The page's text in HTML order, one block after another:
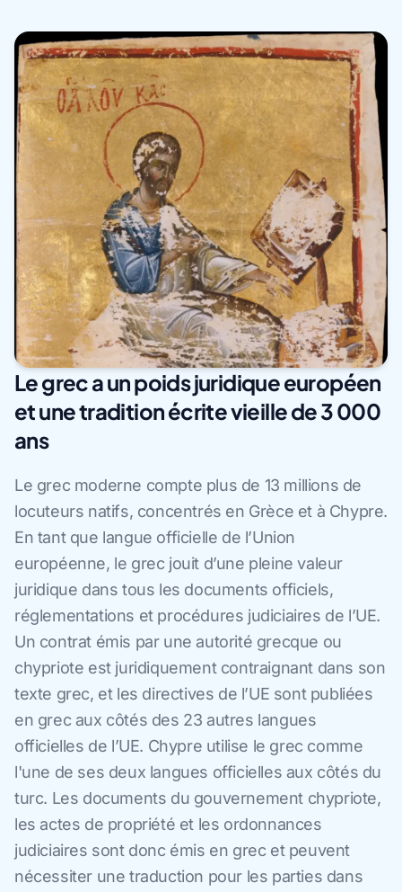
Le grec a un poids juridique européen
et une tradition écrite vieille de 3 000
ans
Le grec moderne compte plus de 13 millions de
locuteurs natifs, concentrés en Grèce et à Chypre.
En tant que langue officielle de l’Union
européenne, le grec jouit d’une pleine valeur
juridique dans tous les documents officiels,
réglementations et procédures judiciaires de l’UE.
Un contrat émis par une autorité grecque ou
chypriote est juridiquement contraignant dans son
texte grec, et les directives de l’UE sont publiées
en grec aux côtés des 23 autres langues
officielles de l’UE. Chypre utilise le grec comme
l'une de ses deux langues officielles aux côtés du
turc. Les documents du gouvernement chypriote,
les actes de propriété et les ordonnances
judiciaires sont donc émis en grec et peuvent
nécessiter une traduction pour les parties dans